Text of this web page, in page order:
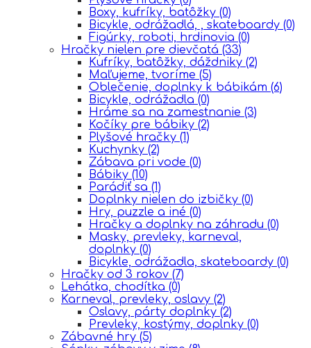
Boxy, kufríky, batôžky (0)
Bicykle, odrážadlá, , skateboardy (0)
Figúrky, roboti, hrdinovia (0)
Hračky nielen pre dievčatá (33)
Kufríky, batôžky, dáždniky (2)
Maľujeme, tvoríme (5)
Oblečenie, doplnky k bábikám (6)
Bicykle, odrážadla (0)
Hráme sa na zamestnanie (3)
Kočíky pre bábiky (2)
Plyšové hračky (1)
Kuchynky (2)
Zábava pri vode (0)
Bábiky (10)
Parádiť sa (1)
Doplnky nielen do izbičky (0)
Hry, puzzle a iné (0)
Hračky a doplnky na záhradu (0)
Masky, prevleky, karneval,
doplnky (0)
Bicykle, odrážadla, skateboardy (0)
Hračky od 3 rokov (7)
Lehátka, chodítka (0)
Karneval, prevleky, oslavy (2)
Oslavy, párty doplnky (2)
Prevleky, kostýmy, doplnky (0)
Zábavné hry (5)